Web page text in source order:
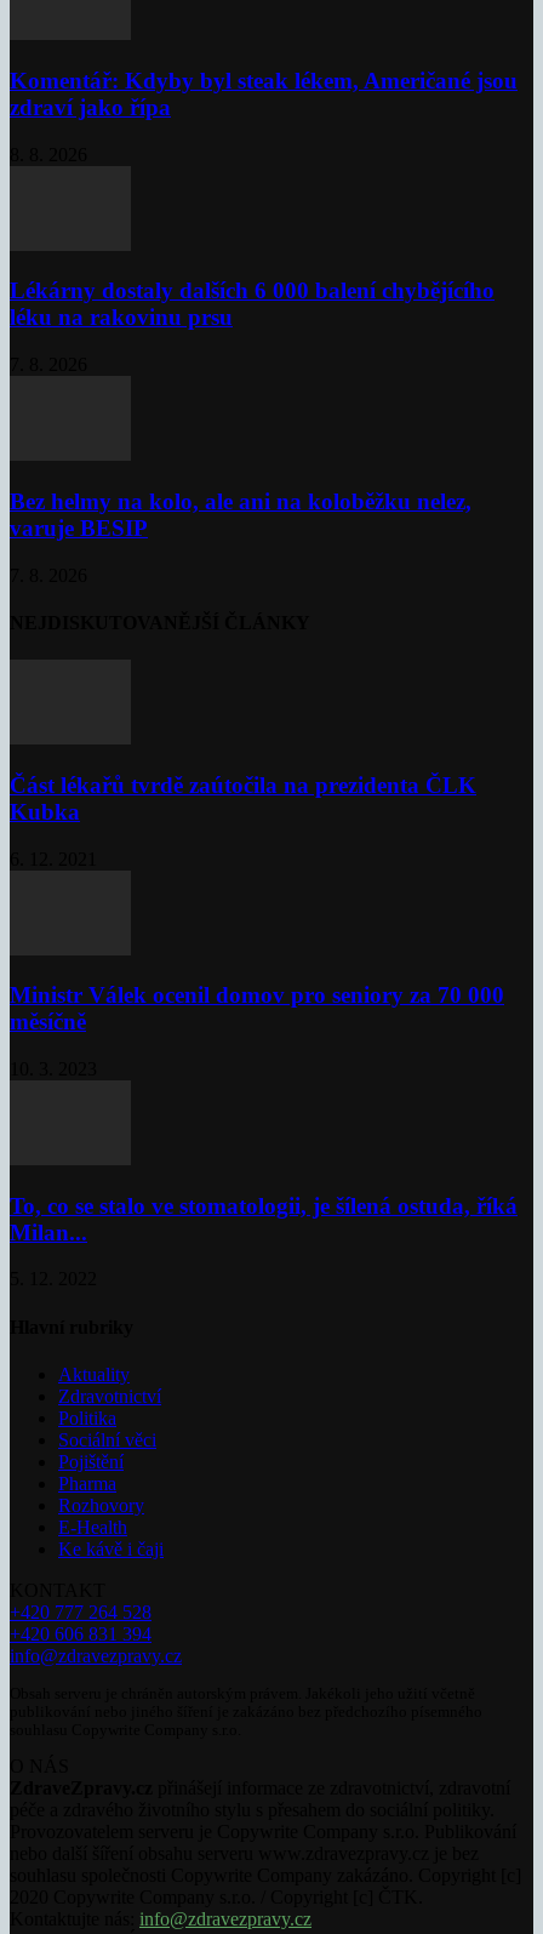
Komentář: Kdyby byl steak lékem, Američané jsou
zdraví jako řípa
Lékárny dostaly dalších 6 000 balení chybějícího
léku na rakovinu prsu
Bez helmy na kolo, ale ani na koloběžku nelez,
varuje BESIP
Část lékařů tvrdě zaútočila na prezidenta ČLK
Kubka
Ministr Válek ocenil domov pro seniory za 70 000
měsíčně
To, co se stalo ve stomatologii, je šílená ostuda, říká
Milan...
Aktuality
Zdravotnictví
Politika
Sociální věci
Pojištění
Pharma
Rozhovory
E-Health
Ke kávě i čaji
+420 777 264 528
+420 606 831 394
info@zdravezpravy.cz
info@zdravezpravy.cz